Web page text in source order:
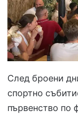
След броени
спортно
първенство по